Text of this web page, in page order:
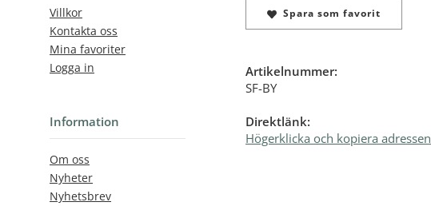
Villkor
Kontakta oss
Mina favoriter
Logga in
Information
Om oss
Nyheter
Nyhetsbrev
Spara som favorit
Artikelnummer:
SF-BY
Direktlänk:
Högerklicka och kopiera adressen